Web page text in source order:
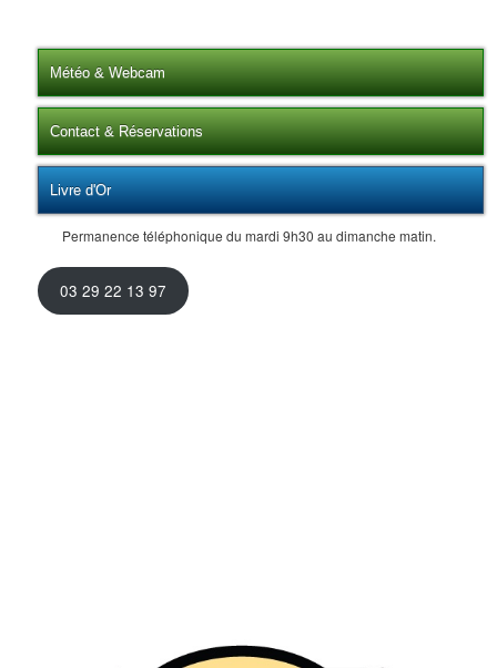
Météo & Webcam
Contact & Réservations
Livre d'Or
Permanence téléphonique du mardi 9h30 au dimanche matin.
03 29 22 13 97